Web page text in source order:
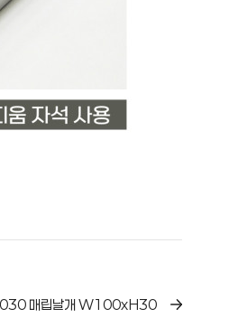
매립날개 W100xH30